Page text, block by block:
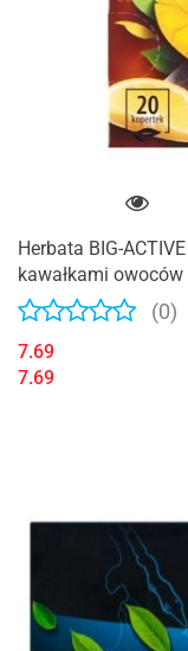
Herbata BIG-
kawałkami owoców
(0)
7.69
7.69